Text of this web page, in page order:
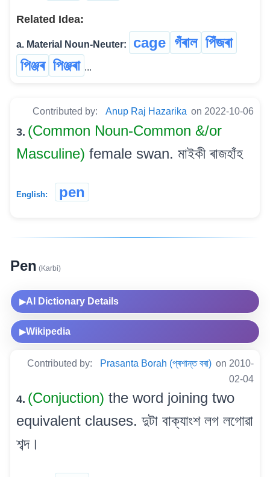
Related Idea:
a. Material Noun-Neuter: cage গঁৰাল পিঁজৰা
পিঞ্জৰ পিঞ্জৰা ...
Contributed by: Anup Raj Hazarika on 2022-10-06
3. (Common Noun-Common &/or
Masculine) female swan. মাইকী ৰাজহাঁহ
English: pen
Pen (Karbi)
▶AI Dictionary Details
▶Wikipedia
Contributed by: Prasanta Borah (প্ৰশান্ত বৰা) on 2010-
02-04
4. (Conjuction) the word joining two
equivalent clauses. দুটা বাক্যাংশ লগ লগোৱা
শব্দ।